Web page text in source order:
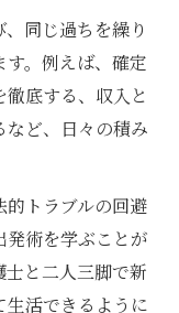
同じ過ちを繰り
。例えば、確定
底する、収入と
ど、日々の積み
トラブルの回避
術を学ぶことが
と二人三脚で新
活できるように